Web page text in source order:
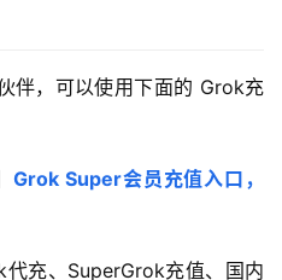
伴，可以使用下面的 Grok充
Grok Super会员充值入口，
充、SuperGrok充值、国内